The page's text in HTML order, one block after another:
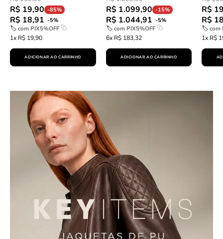
R$ 19,90 -85%
R$ 18,91 -5%
🏷 com PIX5%OFF
1x R$ 19,90
ADICIONAR AO CARRINHO
R$ 1.099,90 -15%
R$ 1.044,91 -5%
🏷 com PIX5%OFF
6x R$ 183,32
ADICIONAR AO CARRINHO
R$
R$
🏷 com
1x R$